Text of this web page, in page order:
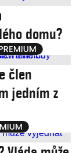
domu?
člen
jedním z